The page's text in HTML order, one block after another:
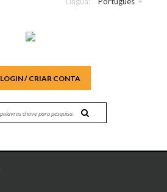
LOGIN / CRIAR CONTA